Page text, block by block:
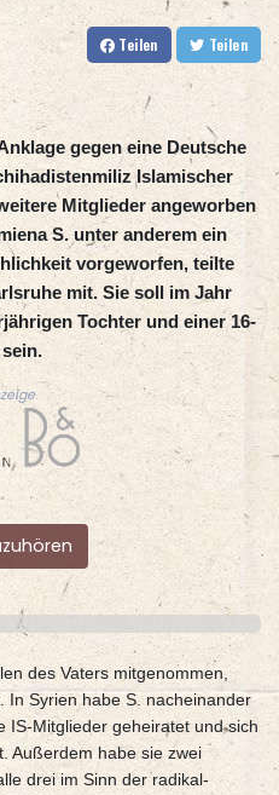
Teilen Teilen
gegen eine Deutsche
Islamischer
Mitglieder angeworben
S. unter anderem ein
vorgeworfen, teilte
mit. Sie soll im Jahr
Tochter und einer 16-
des Vaters mitgenommen,
In Syrien habe S. nacheinander
IS-Mitglieder geheiratet und sich
Außerdem habe sie zwei
drei im Sinn der radikal-